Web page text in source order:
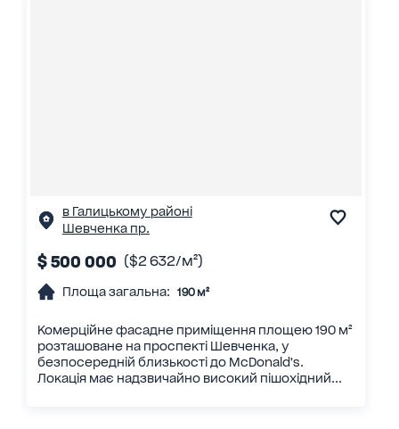
в Галицькому районі
Шевченка пр.
$ 500 000 ($2 632/м²)
Площа загальна: 190 м²
Комерційне фасадне приміщення площею 190 м²
розташоване на проспекті Шевченка, у
безпосередній близькості до McDonald’s.
Локація має надзвичайно високий пішохідний...